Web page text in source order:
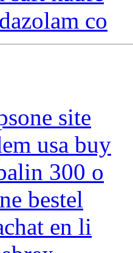
co
site
usa buy
300 o
bestel
en li